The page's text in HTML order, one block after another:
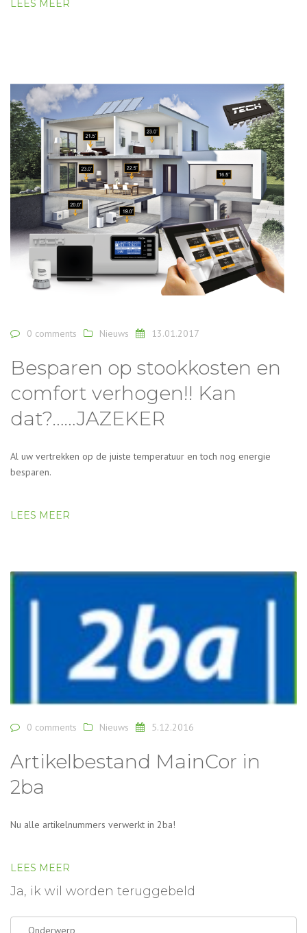
LEES MEER
0 comments Nieuws 13.01.2017
Besparen op stookkosten en
comfort verhogen!! Kan
dat?……JAZEKER
Al uw vertrekken op de juiste temperatuur en toch nog energie
besparen.
LEES MEER
0 comments Nieuws 5.12.2016
Artikelbestand MainCor in
2ba
Nu alle artikelnummers verwerkt in 2ba!
LEES MEER
Ja, ik wil worden teruggebeld